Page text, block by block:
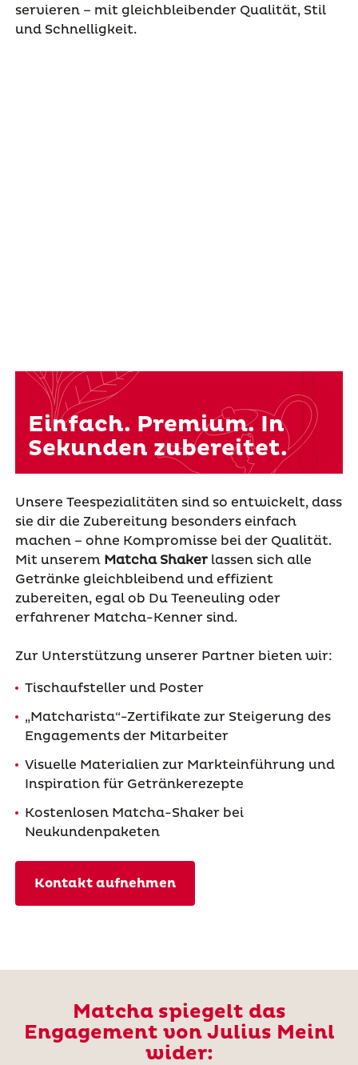
servieren – mit gleichbleibender Qualität, Stil
und Schnelligkeit.
Unsere Teespezialitäten sind so entwickelt, dass
sie dir die Zubereitung besonders einfach
machen – ohne Kompromisse bei der Qualität.
Mit unserem Matcha Shakerlassen sich alle
Getränke gleichbleibend und effizient
zubereiten, egal ob Du Teeneuling oder
erfahrener Matcha-Kenner sind.
Zur Unterstützung unserer Partner bieten wir:
Tischaufsteller und Poster
„Matcharista“-Zertifikate zur Steigerung des
Engagements der Mitarbeiter
Visuelle Materialien zur Markteinführung und
Inspiration für Getränkerezepte
Kostenlosen Matcha-Shaker bei
Neukundenpaketen
Kontakt aufnehmen
Einfach. Premium. In
Sekunden zubereitet.
Matcha spiegelt das
Engagement von Julius Meinl
wider: